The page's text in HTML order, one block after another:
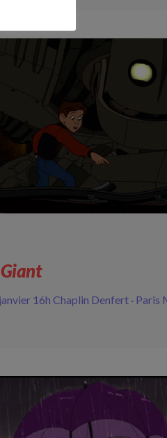
16h Chaplin Denfert · Paris